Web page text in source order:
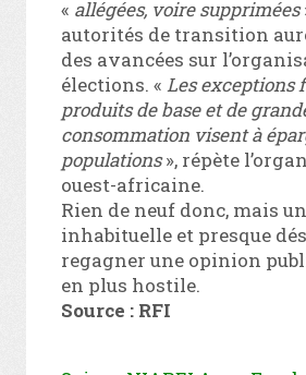
« allégées, voire supprimées
autorités de transition
des avancées sur
élections. « Les exceptions
produits de base et de
consommation visent à
populations», répète
ouest-africaine.
Rien de neuf donc, mais
inhabituelle et presque
regagner une opinion
en plus hostile.
Source : RFI